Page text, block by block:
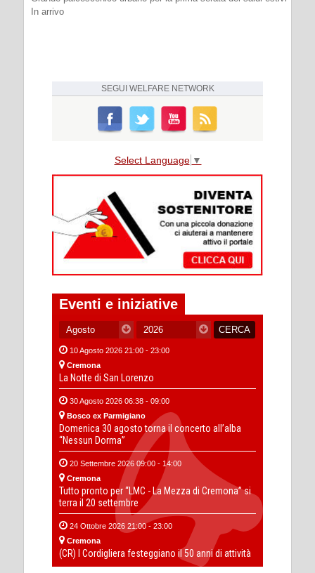
In arrivo
SEGUI WELFARE NETWORK
Select Language ▼
Eventi e iniziative
10 Agosto 2026 21:00 - 23:00
Cremona
La Notte di San Lorenzo
30 Agosto 2026 06:38 - 09:00
Bosco ex Parmigiano
Domenica 30 agosto torna il concerto all’alba
“Nessun Dorma”
20 Settembre 2026 09:00 - 14:00
Cremona
Tutto pronto per “LMC - La Mezza di Cremona” si
terra il 20 settembre
24 Ottobre 2026 21:00 - 23:00
Cremona
(CR) I Cordigliera festeggiano il 50 anni di attività